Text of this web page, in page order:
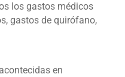
los gastos médicos
gastos de quirófano,
en